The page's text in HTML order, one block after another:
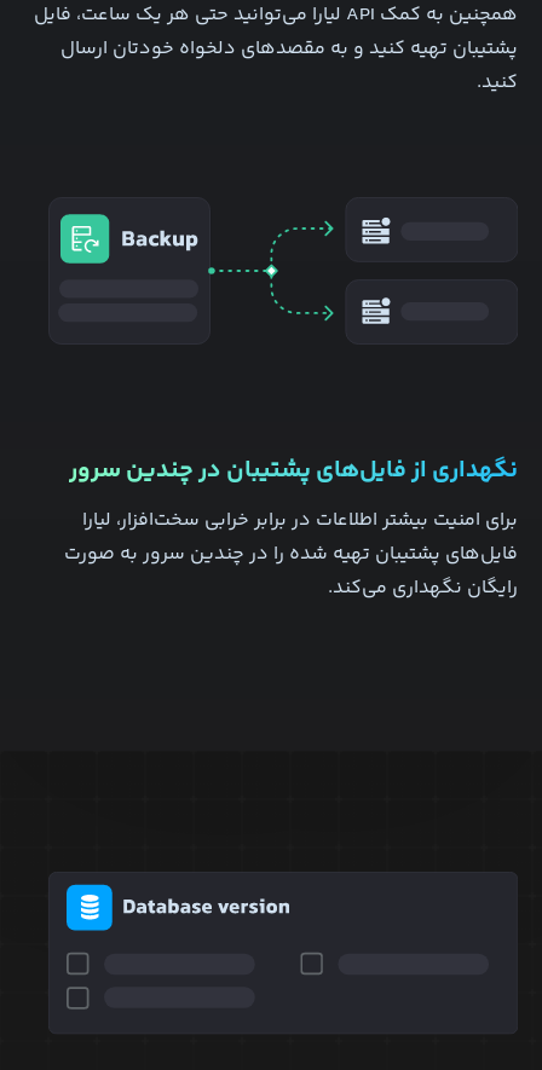
همچنین به کمک API لیارا می‌توانید حتی هر یک ساعت، فایل
پشتیبان تهیه کنید و به مقصد‌های دلخواه‌ خودتان ارسال
کنید.
نگهداری از فایل‌های پشتیبان در چندین سرور
برای امنیت بیشتر اطلاعات در برابر خرابی سخت‌افزار، لیارا
فایل‌های پشتیبان تهیه شده را در چندین سرور به صورت
رایگان نگهداری می‌کند.